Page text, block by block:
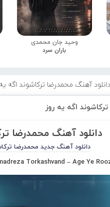
وحید جان محمدی
باران سرد
دانلود آهنگ محمدرضا ترکاشوند اگه
اگه یه روز
دانلود آهنگ محمدرضا
دانلود آهنگ جدید محمدرضا
Torkashvand – Age Ye